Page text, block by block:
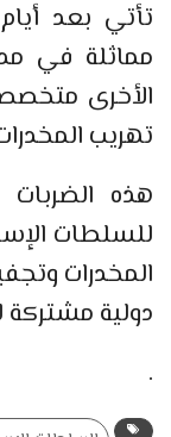
تأتي بعد
مماثلة في
الأخرى
تهريب
هذه
للسلطات
المخدرات
دولية مشتركة
.